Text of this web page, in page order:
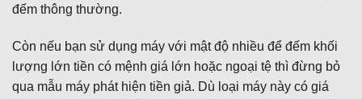
đếm thông thường.
Còn nếu bạn sử dụng máy với mật độ nhiều để đếm khối
lượng lớn tiền có mệnh giá lớn hoặc ngoại tệ thì đừng bỏ
qua mẫu máy phát hiện tiền giả. Dù loại máy này có giá